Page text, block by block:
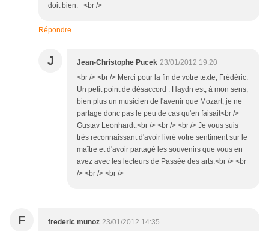
doit bien. <br />
Répondre
J Jean-Christophe Pucek 23/01/2012 19:20
<br /> <br /> Merci pour la fin de votre texte, Frédéric.
Un petit point de désaccord : Haydn est, à mon sens,
bien plus un musicien de l'avenir que Mozart, je ne
partage donc pas le peu de cas qu'en faisait<br />
Gustav Leonhardt.<br /> <br /> <br /> Je vous suis
très reconnaissant d'avoir livré votre sentiment sur le
maître et d'avoir partagé les souvenirs que vous en
avez avec les lecteurs de Passée des arts.<br /> <br
/> <br /> <br />
F frederic munoz 23/01/2012 14:35